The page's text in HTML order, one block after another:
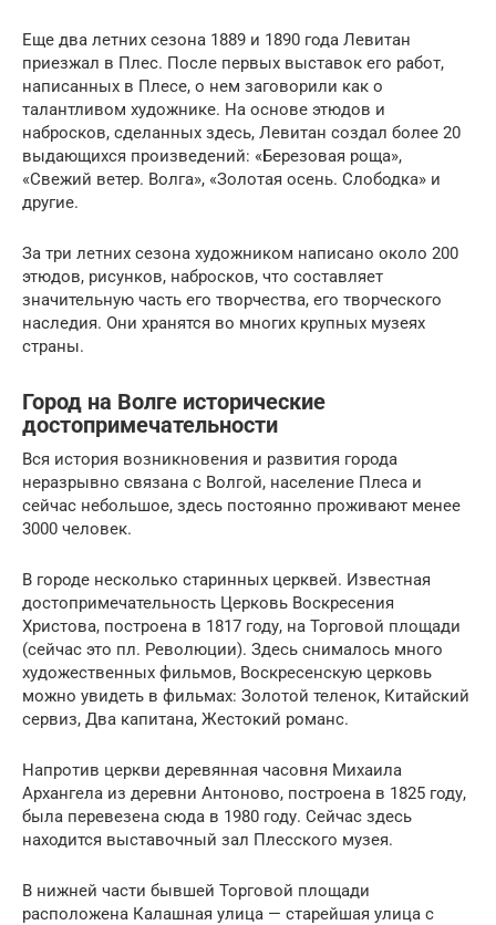
Еще два летних сезона 1889 и 1890 года Левитан
приезжал в Плес. После первых выставок его работ,
написанных в Плесе, о нем заговорили как о
талантливом художнике. На основе этюдов и
набросков, сделанных здесь, Левитан создал более 20
выдающихся произведений: «Березовая роща»,
«Свежий ветер. Волга», «Золотая осень. Слободка» и
другие.
За три летних сезона художником написано около 200
этюдов, рисунков, набросков, что составляет
значительную часть его творчества, его творческого
наследия. Они хранятся во многих крупных музеях
страны.
Город на Волге исторические
достопримечательности
Вся история возникновения и развития города
неразрывно связана с Волгой, население Плеса и
сейчас небольшое, здесь постоянно проживают менее
3000 человек.
В городе несколько старинных церквей. Известная
достопримечательность Церковь Воскресения
Христова, построена в 1817 году, на Торговой площади
(сейчас это пл. Революции). Здесь снималось много
художественных фильмов, Воскресенскую церковь
можно увидеть в фильмах: Золотой теленок, Китайский
сервиз, Два капитана, Жестокий романс.
Напротив церкви деревянная часовня Михаила
Архангела из деревни Антоново, построена в 1825 году,
была перевезена сюда в 1980 году. Сейчас здесь
находится выставочный зал Плесского музея.
В нижней части бывшей Торговой площади
расположена Калашная улица — старейшая улица с